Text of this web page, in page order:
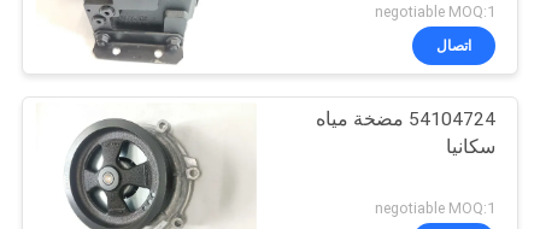
negotiable MOQ:1
اتصال
54104724 مضخة مياه
سكانيا
negotiable MOQ:1